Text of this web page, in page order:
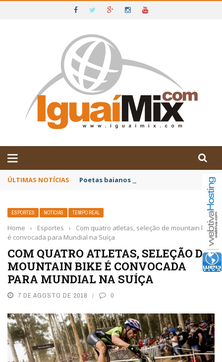
IGUAÍ E SUDOESTE DA BAHIA
ÚLTIMAS NOTÍCIAS Poetas baianos representam o Brasil no
ESPORTES NOTÍCIAS TEMPO REAL
Home › Esportes ›
Com quatro atletas, seleção de mountain bike
é convocada para Mundial na Suíça
COM QUATRO ATLETAS, SELEÇÃO DE
MOUNTAIN BIKE É CONVOCADA
PARA MUNDIAL NA SUÍÇA
7 DE AGOSTO DE 2018 0